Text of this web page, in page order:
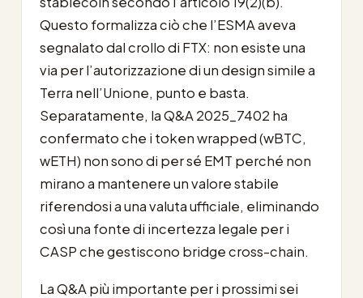
Questo formalizza ciò che l’ESMA aveva
segnalato dal crollo di FTX: non esiste una
via per l’autorizzazione di un design simile a
Terra nell’Unione, punto e basta.
Separatamente, la Q&A 2025_7402 ha
confermato che i token wrapped (wBTC,
wETH) non sono di per sé EMT perché non
mirano a mantenere un valore stabile
riferendosi a una valuta ufficiale, eliminando
così una fonte di incertezza legale per i
CASP che gestiscono bridge cross-chain.
La Q&A più importante per i prossimi sei